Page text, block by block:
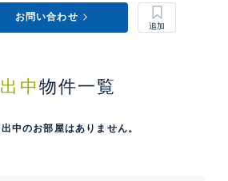
お問い合わせ
中物件一覧
中のお部屋はありません。